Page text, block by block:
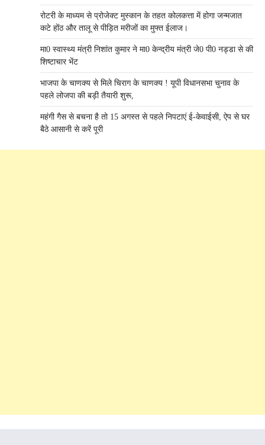
रोटरी के माध्यम से प्रोजेक्ट मुस्कान के तहत कोलकत्ता में होगा जन्मजात
कटे होंठ और तालू से पीड़ित मरीजों का मुफ्त ईलाज।
मा0 स्वास्थ्य मंत्री निशांत कुमार ने मा0 केन्द्रीय मंत्री जे0 पी0 नड्डा से की
शिष्टाचार भेंट
भाजपा के चाणक्य से मिले चिराग के चाणक्य ! यूपी विधानसभा चुनाव के
पहले लोजपा की बड़ी तैयारी शुरू,
महंगी गैस से बचना है तो 15 अगस्त से पहले निपटाएं ई-केवाईसी, ऐप से घर
बैठे आसानी से करें पूरी